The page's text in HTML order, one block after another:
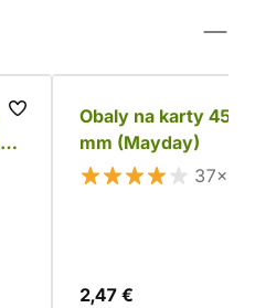
Obaly na karty 45 x
mm (Mayday)
37×
2,47 €